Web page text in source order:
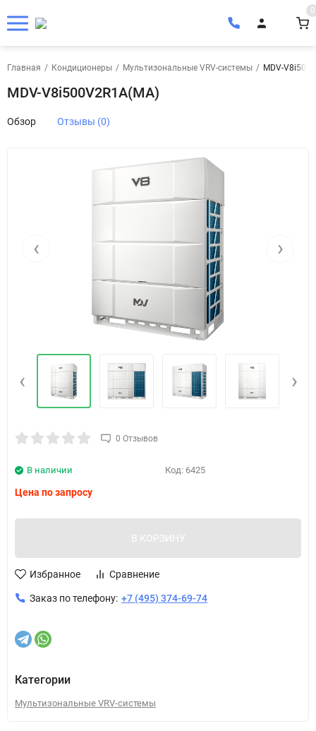
0
Главная / Кондиционеры / Мультизональные VRV-системы / MDV-
MDV-V8i500V2R1A(MA)
Обзор Отзывы (0)
‹ ›
‹ ›
0 Отзывов
Код: 6425
В наличии
Цена по запросу
В КОРЗИНУ
Избранное Сравнение
Заказ по телефону: +7 (495) 374-69-74
Категории
Мультизональные VRV-системы